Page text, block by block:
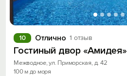
Отлично 1 отзыв
10
Гостиный двор «Амидея»
Межводное, ул. Приморская, д. 42
100 м до моря